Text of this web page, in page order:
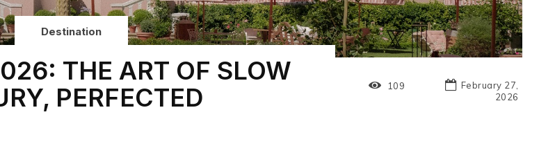
Destination
THE ART OF SLOW
PERFECTED
109
February 27,
2026